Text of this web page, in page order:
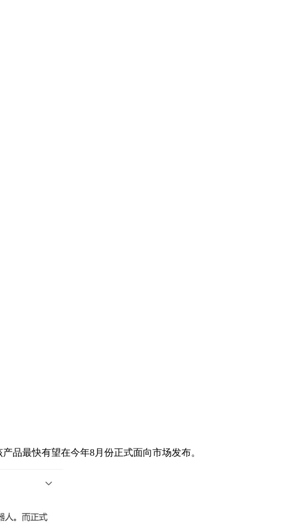
最快有望在今年8月份正式面向市场发布。